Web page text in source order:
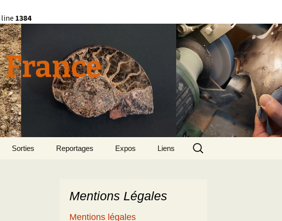
1384
Sorties Reportages
Henri
Le patrimoine
Expos Liens
Rechercher :
Mentions Légales
Mentions légales